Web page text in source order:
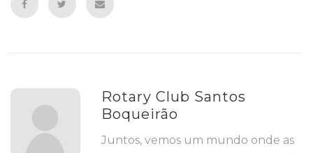
Rotary Club Santos
Boqueirão
Juntos, vemos um mundo onde as